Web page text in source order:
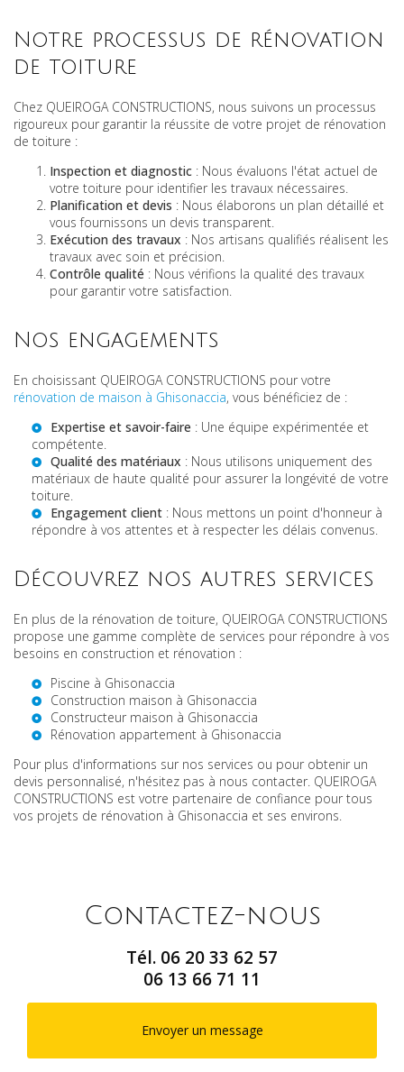
Notre processus de rénovation
de toiture
Chez QUEIROGA CONSTRUCTIONS, nous suivons un processus
rigoureux pour garantir la réussite de votre projet de rénovation
de toiture :
Inspection et diagnostic : Nous évaluons l'état actuel de
votre toiture pour identifier les travaux nécessaires.
Planification et devis : Nous élaborons un plan détaillé et
vous fournissons un devis transparent.
Exécution des travaux : Nos artisans qualifiés réalisent les
travaux avec soin et précision.
Contrôle qualité : Nous vérifions la qualité des travaux
pour garantir votre satisfaction.
Nos engagements
En choisissant QUEIROGA CONSTRUCTIONS pour votre
rénovation de maison à Ghisonaccia, vous bénéficiez de :
Expertise et savoir-faire : Une équipe expérimentée et
compétente.
Qualité des matériaux : Nous utilisons uniquement des
matériaux de haute qualité pour assurer la longévité de votre
toiture.
Engagement client : Nous mettons un point d'honneur à
répondre à vos attentes et à respecter les délais convenus.
Découvrez nos autres services
En plus de la rénovation de toiture, QUEIROGA CONSTRUCTIONS
propose une gamme complète de services pour répondre à vos
besoins en construction et rénovation :
Piscine à Ghisonaccia
Construction maison à Ghisonaccia
Constructeur maison à Ghisonaccia
Rénovation appartement à Ghisonaccia
Pour plus d'informations sur nos services ou pour obtenir un
devis personnalisé, n'hésitez pas à nous contacter. QUEIROGA
CONSTRUCTIONS est votre partenaire de confiance pour tous
vos projets de rénovation à Ghisonaccia et ses environs.
Contactez-nous
Tél. 06 20 33 62 57
06 13 66 71 11
Envoyer un message